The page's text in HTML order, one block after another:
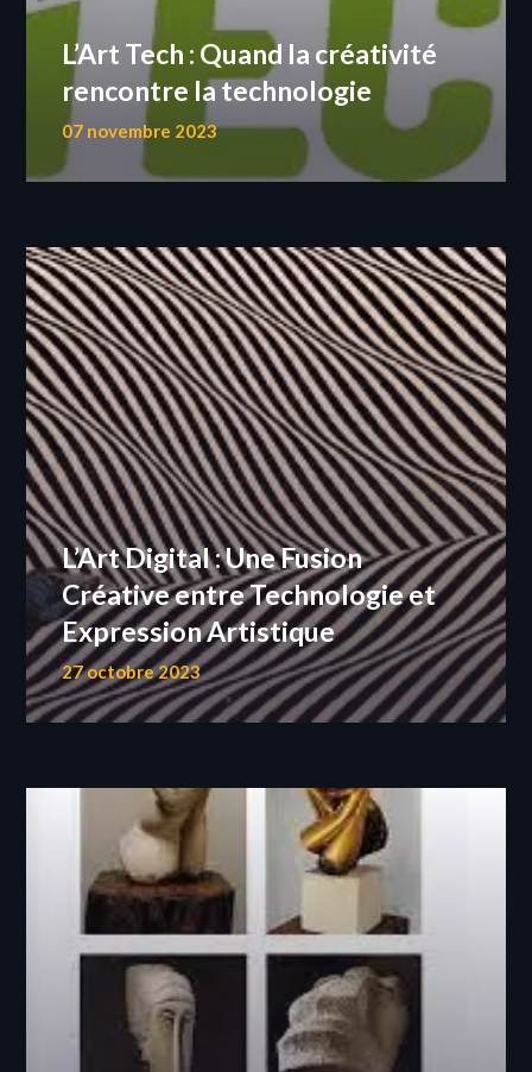
L’Art Tech : Quand la créativité
rencontre la technologie
07 novembre 2023
L’Art Digital : Une Fusion
Créative entre Technologie et
Expression Artistique
27 octobre 2023